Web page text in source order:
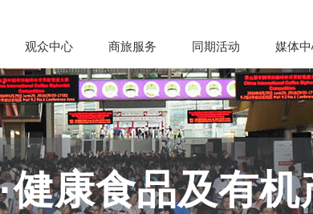
观众中心 商旅服务 同期活动 媒体
康食品及有